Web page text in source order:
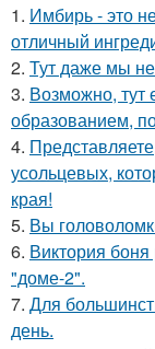
1. Имбирь - это
отличный
2. Тут даже мы
3. Возможно, тут
образованием,
4.
усольцевых,
края!
5. Вы
6. Виктория
"доме-2".
7. Для
день.